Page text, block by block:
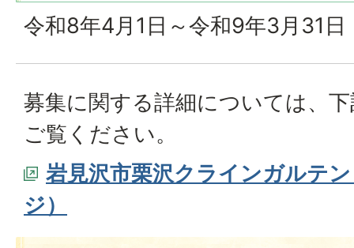
令和8年4月1日～令和9年3月31日
募集に関する詳細については、
ご覧ください。
岩見沢市栗沢クラインガルテ
ジ）